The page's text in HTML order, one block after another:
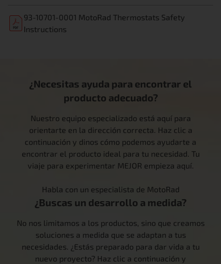
93-10701-0001 MotoRad Thermostats Safety
Instructions
¿Necesitas ayuda para encontrar el
producto adecuado?
Nuestro equipo especializado está aquí para
orientarte en la dirección correcta. Haz clic a
continuación y dinos cómo podemos ayudarte a
encontrar el producto ideal para tu necesidad. Tu
viaje para experimentar MEJOR empieza aquí.
Habla con un especialista de MotoRad
¿Buscas un desarrollo a medida?
No nos limitamos a los productos, sino que creamos
soluciones a medida que se adaptan a tus
necesidades. ¿Estás preparado para dar vida a tu
nuevo proyecto? Haz clic a continuación y